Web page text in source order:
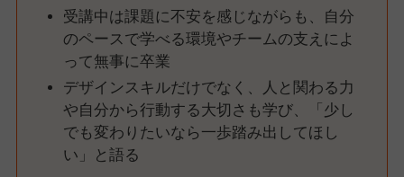
受講中は課題に不安を感じながらも、自分
のペースで学べる環境やチームの支えによ
って無事に卒業
デザインスキルだけでなく、人と関わる力
や自分から行動する大切さも学び、「少し
でも変わりたいなら一歩踏み出してほし
い」と語る